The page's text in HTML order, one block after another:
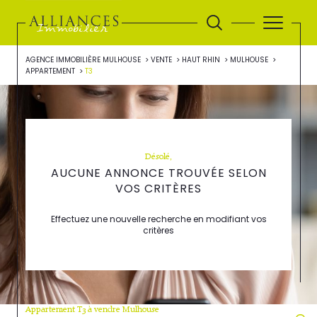
AGENCE IMMOBILIÈRE MULHOUSE VENTE HAUT RHIN
MULHOUSE
APPARTEMENT
T3
Désolé,
AUCUNE ANNONCE TROUVÉE SELON
VOS CRITÈRES
Effectuez une nouvelle recherche en modifiant vos
critères
Appartement T3 à vendre Mulhouse